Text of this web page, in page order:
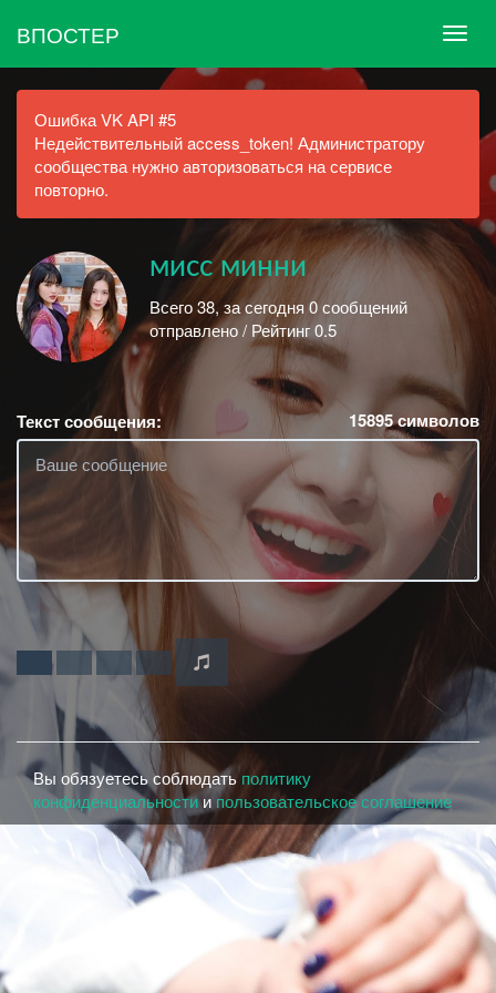
ВПОСТЕР
Ошибка VK API #5
Недействительный access_token! Администратору
сообщества нужно авторизоваться на сервисе
повторно.
мисс минни
Всего 38, за сегодня 0 сообщений
отправлено / Рейтинг 0.5
Текст сообщения: 15895символов
Вы обязуетесь соблюдатьполитику
конфиденциальностии пользовательское соглашение